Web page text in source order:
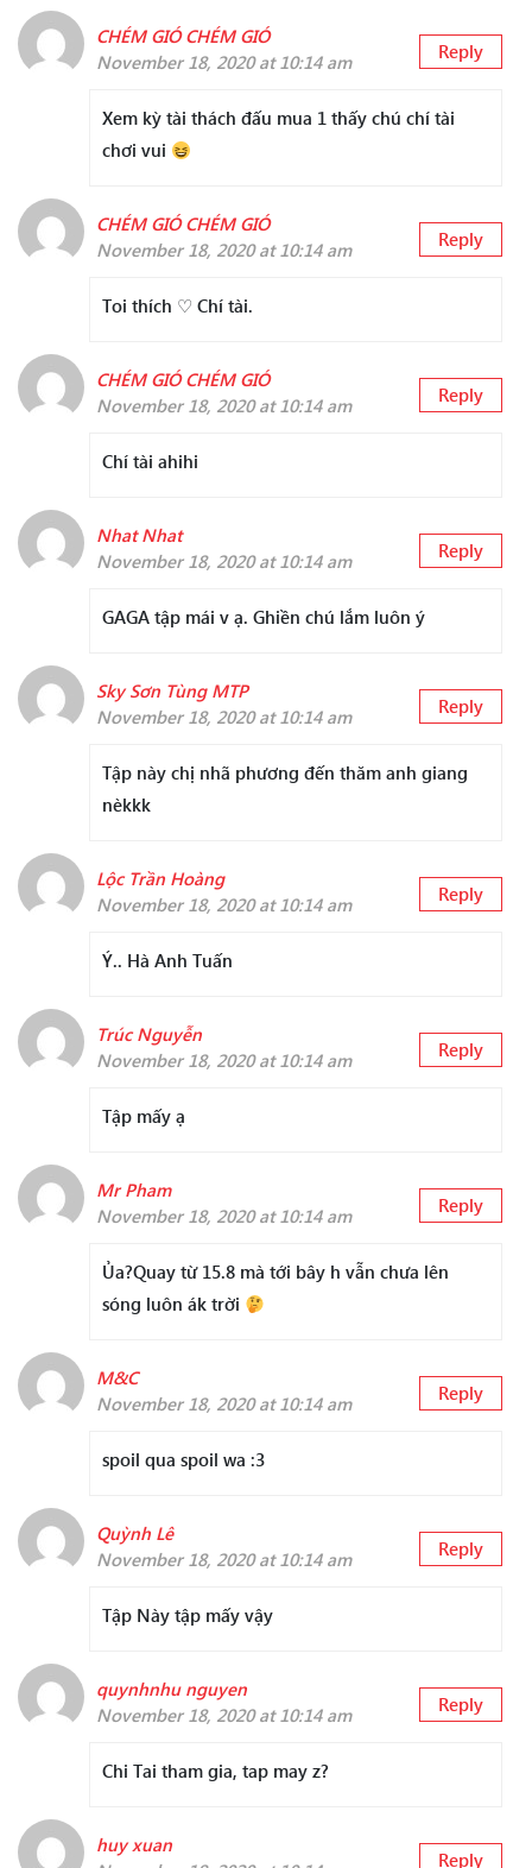
CHÉM GIÓ CHÉM GIÓ
November 18, 2020 at 10:14 am
Reply
Xem kỳ tài thách đấu mua 1 thấy chú chí tài
chơi vui
CHÉM GIÓ CHÉM GIÓ
November 18, 2020 at 10:14 am
Reply
Toi thích ♡ Chí tài.
CHÉM GIÓ CHÉM GIÓ
November 18, 2020 at 10:14 am
Reply
Chí tài ahihi
Nhat Nhat
November 18, 2020 at 10:14 am
Reply
GAGA tập mái v ạ. Ghiền chú lắm luôn ý
Sky Sơn Tùng MTP
November 18, 2020 at 10:14 am
Reply
Tập này chị nhã phương đến thăm anh giang
nèkkk
Lộc Trần Hoàng
November 18, 2020 at 10:14 am
Reply
Ý.. Hà Anh Tuấn
Trúc Nguyễn
November 18, 2020 at 10:14 am
Reply
Tập mấy ạ
Mr Pham
November 18, 2020 at 10:14 am
Reply
Ủa?Quay từ 15.8 mà tới bây h vẫn chưa lên
sóng luôn ák trời
M&C
November 18, 2020 at 10:14 am
Reply
spoil qua spoil wa :3
Quỳnh Lê
November 18, 2020 at 10:14 am
Reply
Tập Này tập mấy vậy
quynhnhu nguyen
November 18, 2020 at 10:14 am
Reply
Chi Tai tham gia, tap may z?
huy xuan
Reply